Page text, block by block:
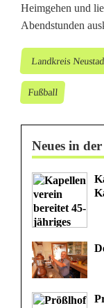
Heimgehen und
Abendstunden
Landkreis
Fußball
Neues in